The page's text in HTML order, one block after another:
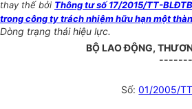
thay thế bởi Thông tư số 17/2015/TT-
trong công ty trách nhiệm hữu hạn một
Dòng trạng thái hiệu lực.
BỘ LAO ĐỘNG,
Số:01/2005/